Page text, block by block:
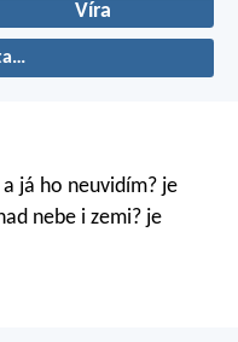
Víra
a já ho neuvidím? je
nebe i zemi? je